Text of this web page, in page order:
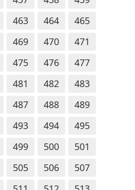
463 464
465
469 470
471
475 476
477
481 482
483
487 488
489
493 494
495
499 500
501
505 506
507